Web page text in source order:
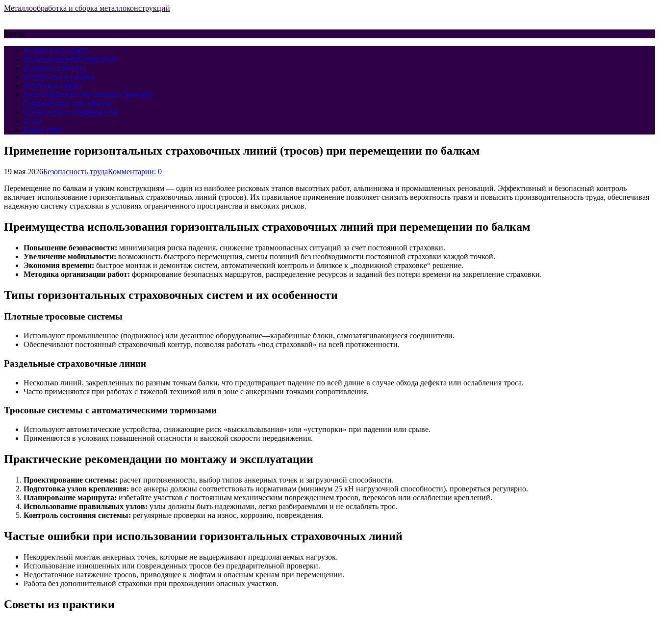
Металлообработка и сборка металлоконструкций
Меню
Безопасность труда
Виды металлоконструкций
Контроль качества
Материалы и сплавы
Монтаж и сборка
Проектирование металлоконструкций
Современные технологии
Технологии и оборудование
О нас
Карта сайта
Применение горизонтальных страховочных линий (тросов) при перемещении по балкам
19 мая 2026Безопасность трудаКомментарии: 0
Перемещение по балкам и узким конструкциям — один из наиболее рисковых этапов высотных работ, альпинизма и промышленных реноваций. Эффективный и безопасный контроль
включает использование горизонтальных страховочных линий (тросов). Их правильное применение позволяет снизить вероятность травм и повысить производительность труда, обеспечивая
надежную систему страховки в условиях ограниченного пространства и высоких рисков.
Преимущества использования горизонтальных страховочных линий при перемещении по балкам
Повышение безопасности: минимизация риска падения, снижение травмоопасных ситуаций за счет постоянной страховки.
Увеличение мобильности: возможность быстрого перемещения, смены позиций без необходимости постоянной страховки каждой точкой.
Экономия времени: быстрое монтаж и демонтаж систем, автоматический контроль и близкое к „подвижной страховке“ решение.
Методика организации работ: формирование безопасных маршрутов, распределение ресурсов и заданий без потери времени на закрепление страховки.
Типы горизонтальных страховочных систем и их особенности
Плотные тросовые системы
Используют промышленное (подвижное) или десантное оборудование—карабинные блоки, самозатягивающиеся соединители.
Обеспечивают постоянный страховочный контур, позволяя работать «под страховкой» на всей протяженности.
Раздельные страховочные линии
Несколько линий, закрепленных по разным точкам балки, что предотвращает падение по всей длине в случае обхода дефекта или ослабления троса.
Часто применяются при работах с тяжелой техникой или в зоне с анкерными точками сопротивления.
Тросовые системы с автоматическими тормозами
Используют автоматические устройства, снижающие риск «выскальзывания» или «уступорки» при падении или срыве.
Применяются в условиях повышенной опасности и высокой скорости передвижения.
Практические рекомендации по монтажу и эксплуатации
Проектирование системы: расчет протяженности, выбор типов анкерных точек и загрузочной способности.
Подготовка узлов крепления: все анкеры должны соответствовать нормативам (минимум 25 кН нагрузочной способности), проверяться регулярно.
Планирование маршрута: избегайте участков с постоянным механическим повреждением тросов, перекосов или ослаблении креплений.
Использование правильных узлов: узлы должны быть надежными, легко разбираемыми и не ослаблять трос.
Контроль состояния системы: регулярные проверки на износ, коррозию, повреждения.
Частые ошибки при использовании горизонтальных страховочных линий
Некорректный монтаж анкерных точек, которые не выдерживают предполагаемых нагрузок.
Использование изношенных или поврежденных тросов без предварительной проверки.
Недостаточное натяжение тросов, приводящее к люфтам и опасным кренам при перемещении.
Работа без дополнительной страховки при прохождении опасных участков.
Советы из практики